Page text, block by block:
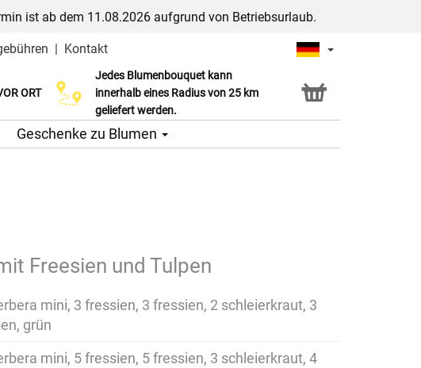
ist ab dem 11.08.2026 aufgrund von Betriebsurlaub.
| Kontakt
ORT
Jedes Blumenbouquet kann
innerhalb eines Radius von 25 km
geliefert werden.
Click & Collect Service
Geschenke zu Blumen
Freesien und Tulpen
mini, 3 fressien, 3 fressien, 2 schleierkraut, 3
grün
mini, 5 fressien, 5 fressien, 3 schleierkraut, 4